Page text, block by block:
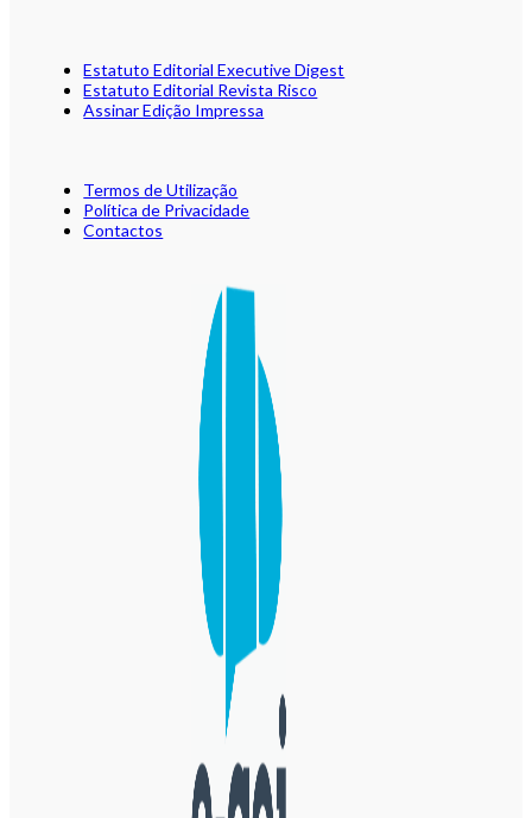
Estatuto Editorial Executive Digest
Estatuto Editorial Revista Risco
Assinar Edição Impressa
Termos de Utilização
Política de Privacidade
Contactos